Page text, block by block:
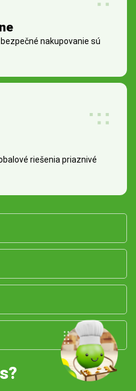
nakupovanie sú
riešenia priaznivé